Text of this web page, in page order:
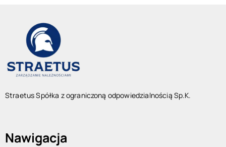
Straetus Spółka z ograniczoną odpowiedzialnością Sp.K.
Nawigacja